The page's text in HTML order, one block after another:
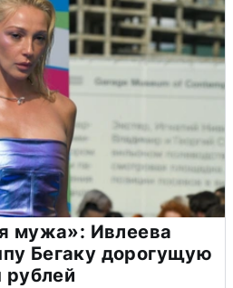
мужа»: Ивлеева
Бегаку дорогущую
рублей